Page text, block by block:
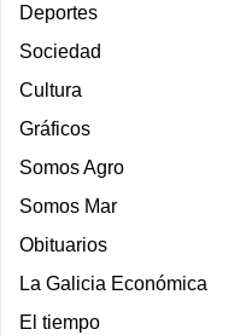
Deportes
Sociedad
Cultura
Gráficos
Somos Agro
Somos Mar
Obituarios
La Galicia Económica
El tiempo